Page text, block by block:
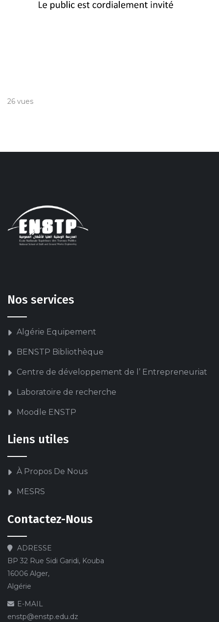
26 vues
Nos services
Algérie Equipement
BENSTP Bibliothèque
Centre de développement de l’ Entrepreneuriat
Laboratoire de recherche
Moodle ENSTP
Liens utiles
À Propos De Nous
MESRS
Contactez-Nous
ADRESSE
BP 32 Rue Sidi Garidi, Kouba
16006 Alger,
Algérie
E-MAIL
enstp@enstp.edu.dz